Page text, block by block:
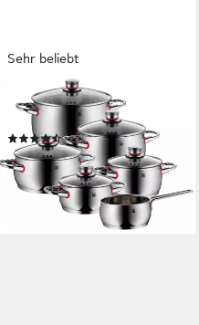
Sehr beliebt
WMF
Topf-Set Quality One
(27)
231,35 € UVP499,00 €
-54%
in 2-3 Werktagen bei dir